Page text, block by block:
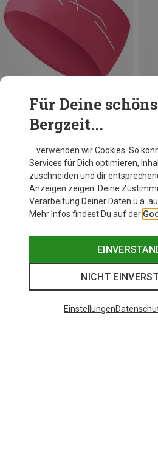
Du sparst 28%
Für Deine
Bergzeit...
… verwenden wir Cookies. So
Services für Dich optimieren,
zuschneiden und dir
Anzeigen zeigen. Deine
Verarbeitung Deiner Daten u.a.
Mehr Infos findest Du auf der
NICHT
Einstellungen